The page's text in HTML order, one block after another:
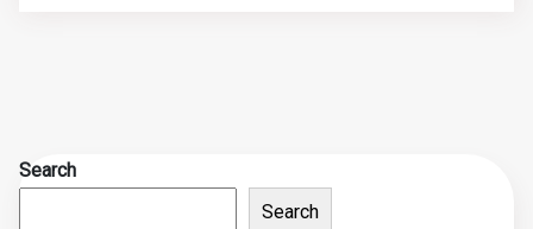
Search
Search